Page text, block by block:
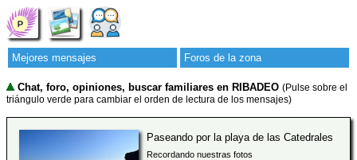
Mejores mensajes Foros de la zona
Chat, foro, opiniones, buscar familiares en RIBADEO (Pulse sobre el
triángulo verde para cambiar el orden de lectura de los mensajes)
Paseando por la playa de las Catedrales
Recordando nuestras fotos